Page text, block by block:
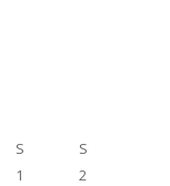
S S
1
2